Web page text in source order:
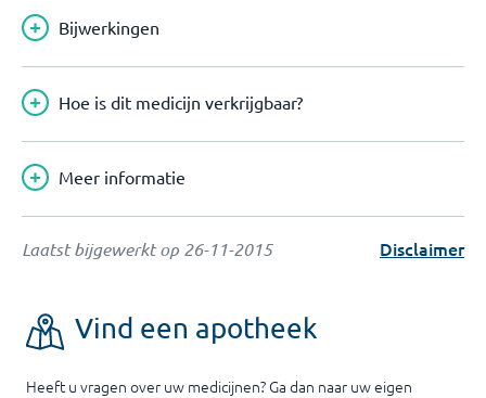
Bijwerkingen
Hoe is dit medicijn verkrijgbaar?
Meer informatie
Laatst bijgewerkt op 26-11-2015 Disclaimer
Vind een apotheek
Heeft u vragen over uw medicijnen? Ga dan naar uw eigen